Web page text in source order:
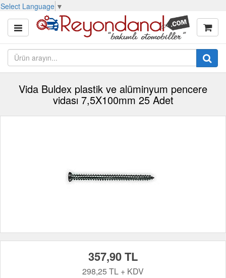
Select Language ▼
Vida Buldex plastik ve alüminyum pencere
vidası 7,5X100mm 25 Adet
357,90 TL
298,25 TL + KDV